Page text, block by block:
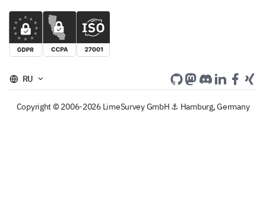
RU
Copyright © 2006-2026 LimeSurvey GmbH ⚓ Hamburg, Germany